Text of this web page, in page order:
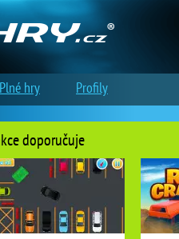
doporučuje
Plné hry Profily